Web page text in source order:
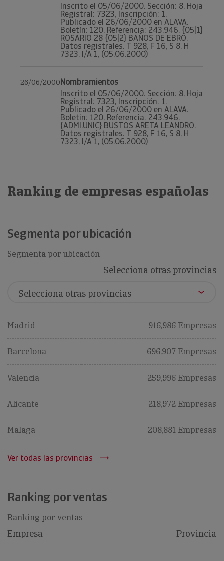
Inscrito el 05/06/2000. Sección: 8, Hoja
Registral: 7323, Inscripción: 1.
Publicado el 26/06/2000 en ALAVA.
Boletín: 120, Referencia: 243.946. {05|1}
ROSARIO 28 {05|2} BAÑOS DE EBRO.
Datos registrales. T 928, F 16, S 8, H
7323, I/A 1, (05.06.2000)
26/06/2000Nombramientos
Inscrito el 05/06/2000. Sección: 8, Hoja
Registral: 7323, Inscripción: 1.
Publicado el 26/06/2000 en ALAVA.
Boletín: 120, Referencia: 243.946.
{ADMI.UNIC} BUSTOS ARETA LEANDRO.
Datos registrales. T 928, F 16, S 8, H
7323, I/A 1, (05.06.2000)
Ranking de empresas españolas
Segmenta por ubicación
Segmenta por ubicación
Selecciona otras provincias
Madrid 916,986 Empresas
Barcelona 696,907 Empresas
Valencia 259,996 Empresas
Alicante 218,972 Empresas
Malaga 208,881 Empresas
Ver todas las provincias
Ranking por ventas
Ranking por ventas
Empresa Provincia